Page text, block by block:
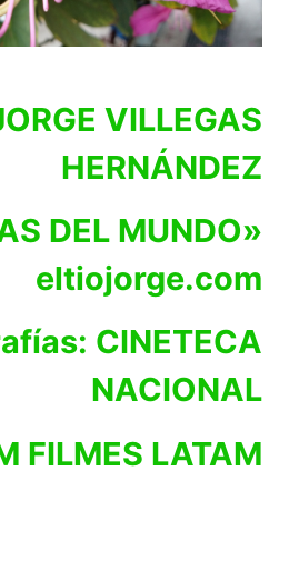
VILLEGAS
HERNÁNDEZ
DEL MUNDO»
eltiojorge.com
CINETECA
NACIONAL
FILMES LATAM